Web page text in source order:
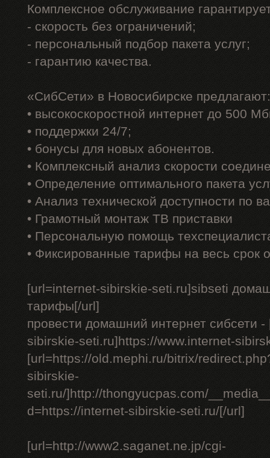
Комплексное обслуживание
- скорость без ограничений;
- персональный подбор пакета услуг;
- гарантию качества.
«СибСети» в Новосибирске предлагают:
• высокоскоростной интернет до 500
• поддержки 24/7;
• бонусы для новых абонентов.
• Комплексный анализ скорости
• Определение оптимального пакета
• Анализ технической доступности по
• Грамотный монтаж ТВ приставки
• Персональную помощь
• Фиксированные тарифы на весь срок
[url=internet-sibirskie-seti.ru]sibseti
тарифы[/url]
провести домашний интернет сибсети
sibirskie-seti.ru]https://www.internet-
[url=https://old.mephi.ru/bitrix/
sibirskie-
seti.ru/]http://thongyucpas.com/
d=https://internet-sibirskie-seti.ru/[/url]
[url=http://www2.saganet.ne.jp/cgi-